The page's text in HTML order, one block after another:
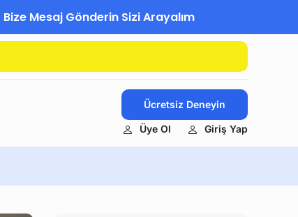
Bize Mesaj Gönderin Sizi Arayalım
Ücretsiz Deneyin
Üye Ol Giriş Yap